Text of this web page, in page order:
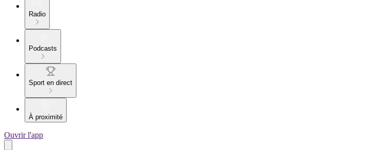
Radio
Podcasts
Sport en direct
À proximité
Ouvrir l'app